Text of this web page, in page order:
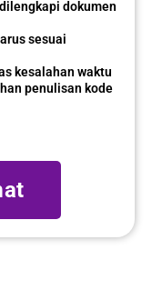
dokumen
sesuai
kesalahan waktu
penulisan kode